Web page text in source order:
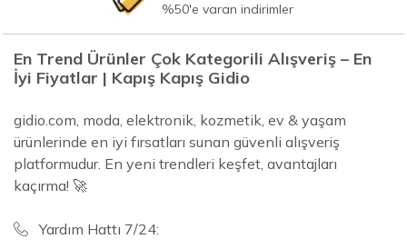
%50'e varan indirimler
En Trend Ürünler Çok Kategorili Alışveriş – En
İyi Fiyatlar | Kapış Kapış Gidio
gidio.com, moda, elektronik, kozmetik, ev & yaşam
ürünlerinde en iyi fırsatları sunan güvenli alışveriş
platformudur. En yeni trendleri keşfet, avantajları
kaçırma! 🚀
Yardım Hattı 7/24: